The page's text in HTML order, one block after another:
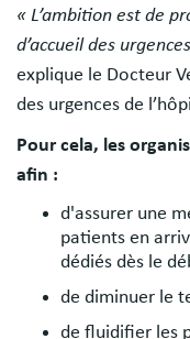
« L’ambition est de
d’accueil des
explique le Docteur
des urgences de
Pour cela, les
afin :
d'assurer une
patients en
dédiés dès le
de diminuer le
de fluidifier les